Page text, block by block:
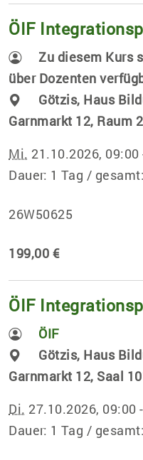
ÖIF
Zu diesem Kurs
über Dozenten
Götzis, Haus
Garnmarkt 12, Raum
Mi. 21.10.2026, 09:00
Dauer: 1 Tag /
26W50625
199,00 €
ÖIF
ÖIF
Götzis, Haus
Garnmarkt 12, Saal
Di. 27.10.2026, 09:00
Dauer: 1 Tag /